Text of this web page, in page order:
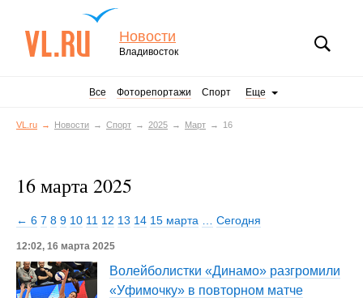
Новости
Владивосток
Все Фоторепортажи Спорт Еще
VL.ru Новости Спорт 2025 Март 16
16 марта 2025
← 6 7 8 9 10 11 12 13 14 15 марта Сегодня
12:02, 16 марта 2025
Волейболистки «Динамо» разгромили
«Уфимочку» в повторном матче